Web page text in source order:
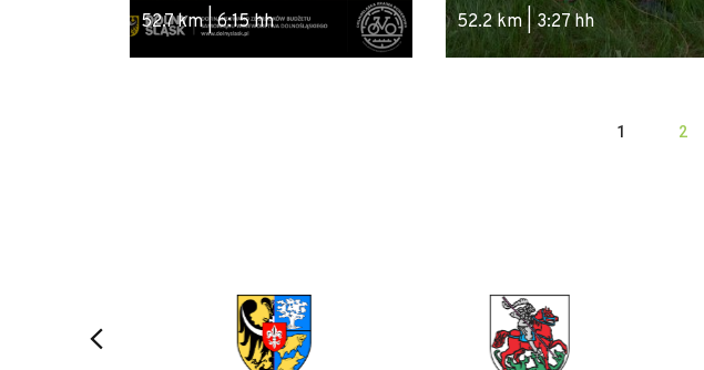
52.7 km | 6:15 hh 52.2 km | 3:27 hh
1 2